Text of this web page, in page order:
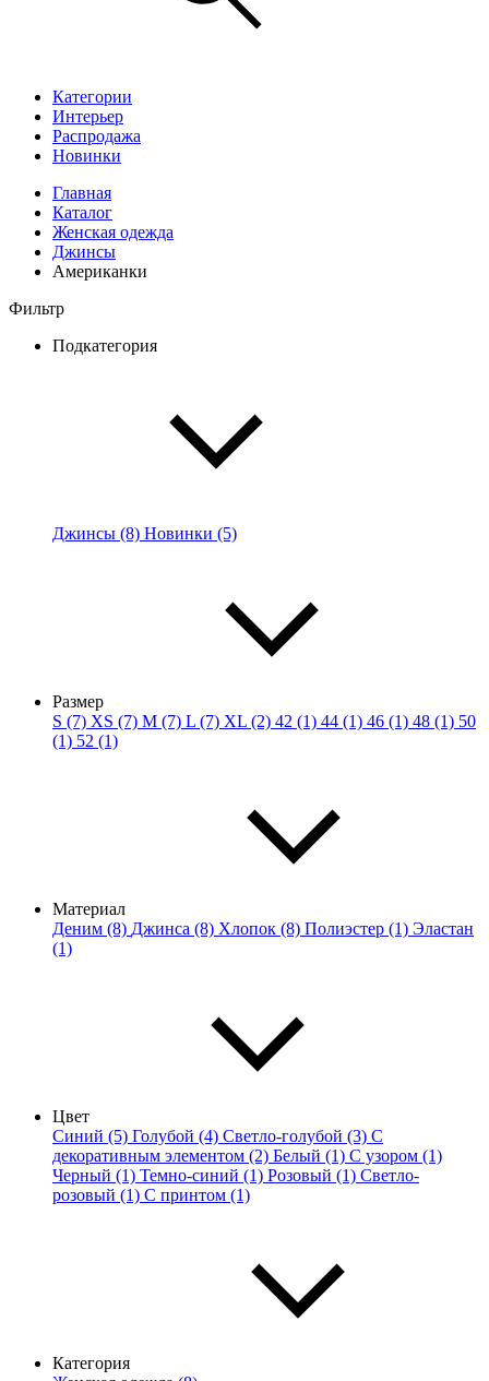
Категории
Интерьер
Распродажа
Новинки
Главная
Каталог
Женская одежда
Джинсы
Американки
Фильтр
Подкатегория
Джинсы (8) Новинки (5)
Размер
S (7) XS (7) M (7) L (7) XL (2) 42 (1) 44 (1) 46 (1) 48 (1) 50
(1) 52 (1)
Материал
Деним (8) Джинса (8) Хлопок (8) Полиэстер (1) Эластан
(1)
Цвет
Синий (5) Голубой (4) Светло-голубой (3) С
декоративным элементом (2) Белый (1) С узором (1)
Черный (1) Темно-синий (1) Розовый (1) Светло-
розовый (1) С принтом (1)
Категория